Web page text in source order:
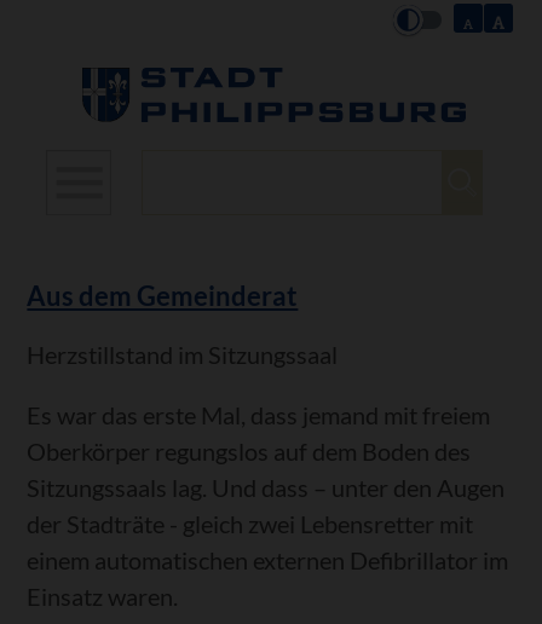
Aus dem Gemeinderat
Herzstillstand im Sitzungssaal
Es war das erste Mal, dass jemand mit freiem
Oberkörper regungslos auf dem Boden des
Sitzungssaals lag. Und dass – unter den Augen
der Stadträte - gleich zwei Lebensretter mit
einem automatischen externen Defibrillator im
Einsatz waren.